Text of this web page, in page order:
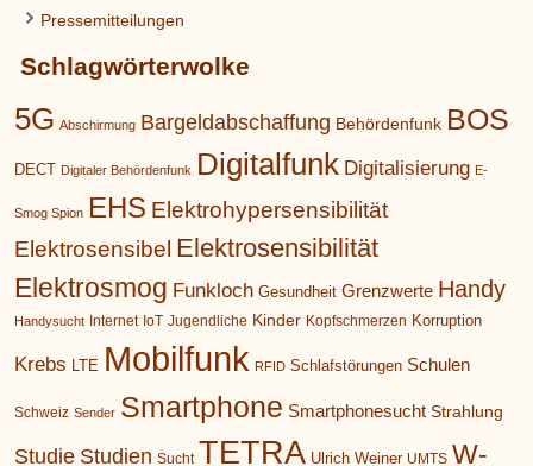
Pressemitteilungen
Schlagwörterwolke
5G Abschirmung Bargeldabschaffung Behördenfunk BOS
DECT Digitaler Behördenfunk Digitalfunk Digitalisierung E-
Smog Spion EHS Elektrohypersensibilität
Elektrosensibel Elektrosensibilität
Elektrosmog Funkloch Gesundheit Grenzwerte Handy
Handysucht Internet IoT Jugendliche Kinder Kopfschmerzen Korruption
Krebs LTE Mobilfunk RFID Schlafstörungen Schulen
Schweiz Sender Smartphone Smartphonesucht Strahlung
Studie Studien Sucht TETRA Ulrich Weiner UMTS W-